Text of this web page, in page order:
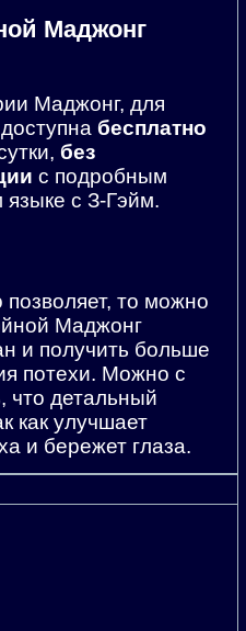
Маджонг
Маджонг, для
бесплатно
без
с подробным
с З-Гэйм.
то можно
Маджонг
и получить больше
потехи. Можно с
что детальный
как улучшает
и бережет глаза.